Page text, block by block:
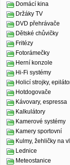
Domácí kina
Držáky TV
DVD přehrávače
Dětské chůvičky
Fritézy
Fotorámečky
Herní konzole
Hi-Fi systémy
Holicí strojky,
Hotdogovače
Kávovary, espressa
Kalkulátory
Kamerové systémy
Kamery sportovní
Kulmy, žehličky na
Lednice
Meteostanice